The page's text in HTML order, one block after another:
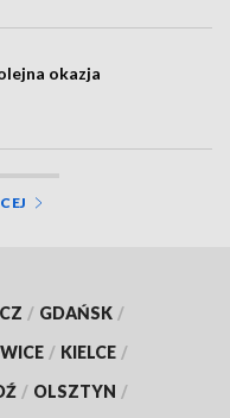
okazja
/ GDAŃSK /
/ KIELCE /
/ OLSZTYN /